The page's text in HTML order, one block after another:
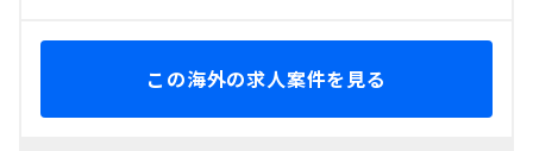
この海外の求人案件を見る